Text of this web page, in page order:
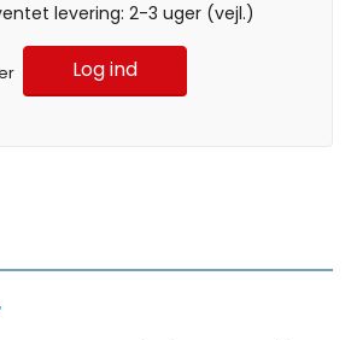
levering: 2-3 uger (vejl.)
Log ind